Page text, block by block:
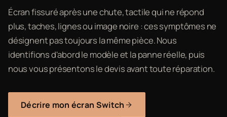
Écran fissuré après une chute, tactile qui ne répond
plus, taches, lignes ou image noire : ces symptômes ne
désignent pas toujours la même pièce. Nous
identifions d'abord le modèle et la panne réelle, puis
nous vous présentons le devis avant toute réparation.
Décrire mon écran Switch